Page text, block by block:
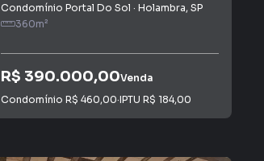
Condomínio Portal Do Sol · Holambra, SP
360m²
R$ 390.000,00Venda
Condomínio R$ 460,00·IPTU R$ 184,00